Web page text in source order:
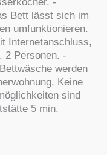
-
Bett lässt sich im
umfunktionieren.
Internetanschluss,
2 Personen. -
werden
Keine
sind
5 min.